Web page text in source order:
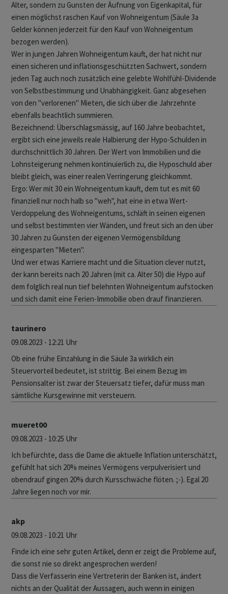
Alter, sondern zu Gunsten der Äufnung von Eigenkapital, für
einen möglichst raschen Kauf von Wohneigentum (Säule 3a
Gelder können jederzeit für den Kauf von Wohneigentum
bezogen werden).
Wer in jungen Jahren Wohneigentum kauft, der hat nicht nur
einen sicheren und inflationsgeschützten Sachwert, sondern
jeden Tag auch noch zusätzlich eine gelebte Wohlfühl-Dividende
von Selbstbestimmung und Unabhängigkeit. Ganz abgesehen
von den "verlorenen" Mieten, die sich über die Jahrzehnte
ebenfalls beachtlich summieren.
Bezeichnend: Überschlagsmässig, auf 160 Jahre beobachtet,
ergibt sich eine jeweils reale Halbierung der Hypo-Schulden in
durchschnittlich 30 Jahren. Der Wert von Immobilien und die
Lohnsteigerung nehmen kontinuierlich zu, die Hyposchuld aber
bleibt gleich, was einer realen Verringerung gleichkommt.
Ergo: Wer mit 30 ein Wohneigentum kauft, dem tut es mit 60
finanziell nur noch halb so "weh", hat eine in etwa Wert-
Verdoppelung des Wohneigentums, schläft in seinen eigenen
und selbst bestimmten vier Wänden, und freut sich an den über
30 Jahren zu Gunsten der eigenen Vermögensbildung
eingesparten "Mieten".
Und wer etwas Karriere macht und die Situation clever nutzt,
der kann bereits nach 20 Jahren (mit ca. Alter 50) die Hypo auf
dem folglich real nun tief belehnten Wohneigentum aufstocken
und sich damit eine Ferien-Immobilie oben drauf finanzieren.
taurinero
09.08.2023 - 12:21 Uhr
Ob eine frühe Einzahlung in die Säule 3a wirklich ein
Steuervorteil bedeutet, ist strittig. Bei einem Bezug im
Pensionsalter ist zwar der Steuersatz tiefer, dafür muss man
sämtliche Kursgewinne mit versteuern.
mueret00
09.08.2023 - 10:25 Uhr
Ich befürchte, dass die Dame die aktuelle Inflation unterschätzt,
gefühlt hat sich 20% meines Vermögens verpulverisiert und
obendrauf gingen 20% durch Kursschwäche flöten. ;-). Egal 20
Jahre liegen noch vor mir.
akp
09.08.2023 - 10:21 Uhr
Finde ich eine sehr guten Artikel, denn er zeigt die Probleme auf,
die sonst nie so direkt angesprochen werden!
Dass die Verfasserin eine Vertreterin der Banken ist, ändert
nichts an der Qualität der Aussagen, auch wenn in einigen